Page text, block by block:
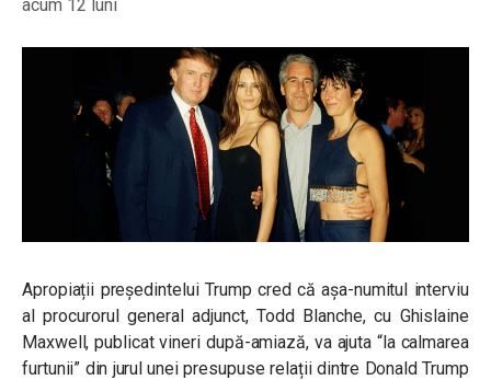
acum 12 luni
Apropiații președintelui Trump cred că așa-numitul interviu
alprocurorul general adjunct, Todd Blanche, cu Ghislaine
Maxwell, publicat vineri după-amiază, va ajuta “la calmarea
furtunii” din jurul unei presupuse relații dintre Donald Trump